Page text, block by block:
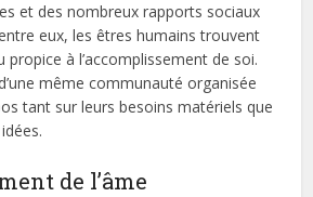
et des nombreux rapports sociaux
eux, les êtres humains trouvent
propice à l’accomplissement de soi.
même communauté organisée
tant sur leurs besoins matériels que
de l’âme